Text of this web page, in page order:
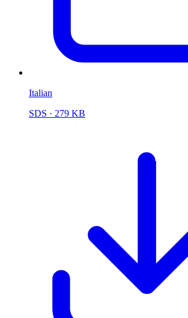
Italian
SDS · 279 KB